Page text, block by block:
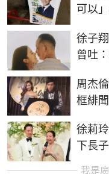
可以
徐子
曾吐
周杰
框緋
徐莉
下長
我是